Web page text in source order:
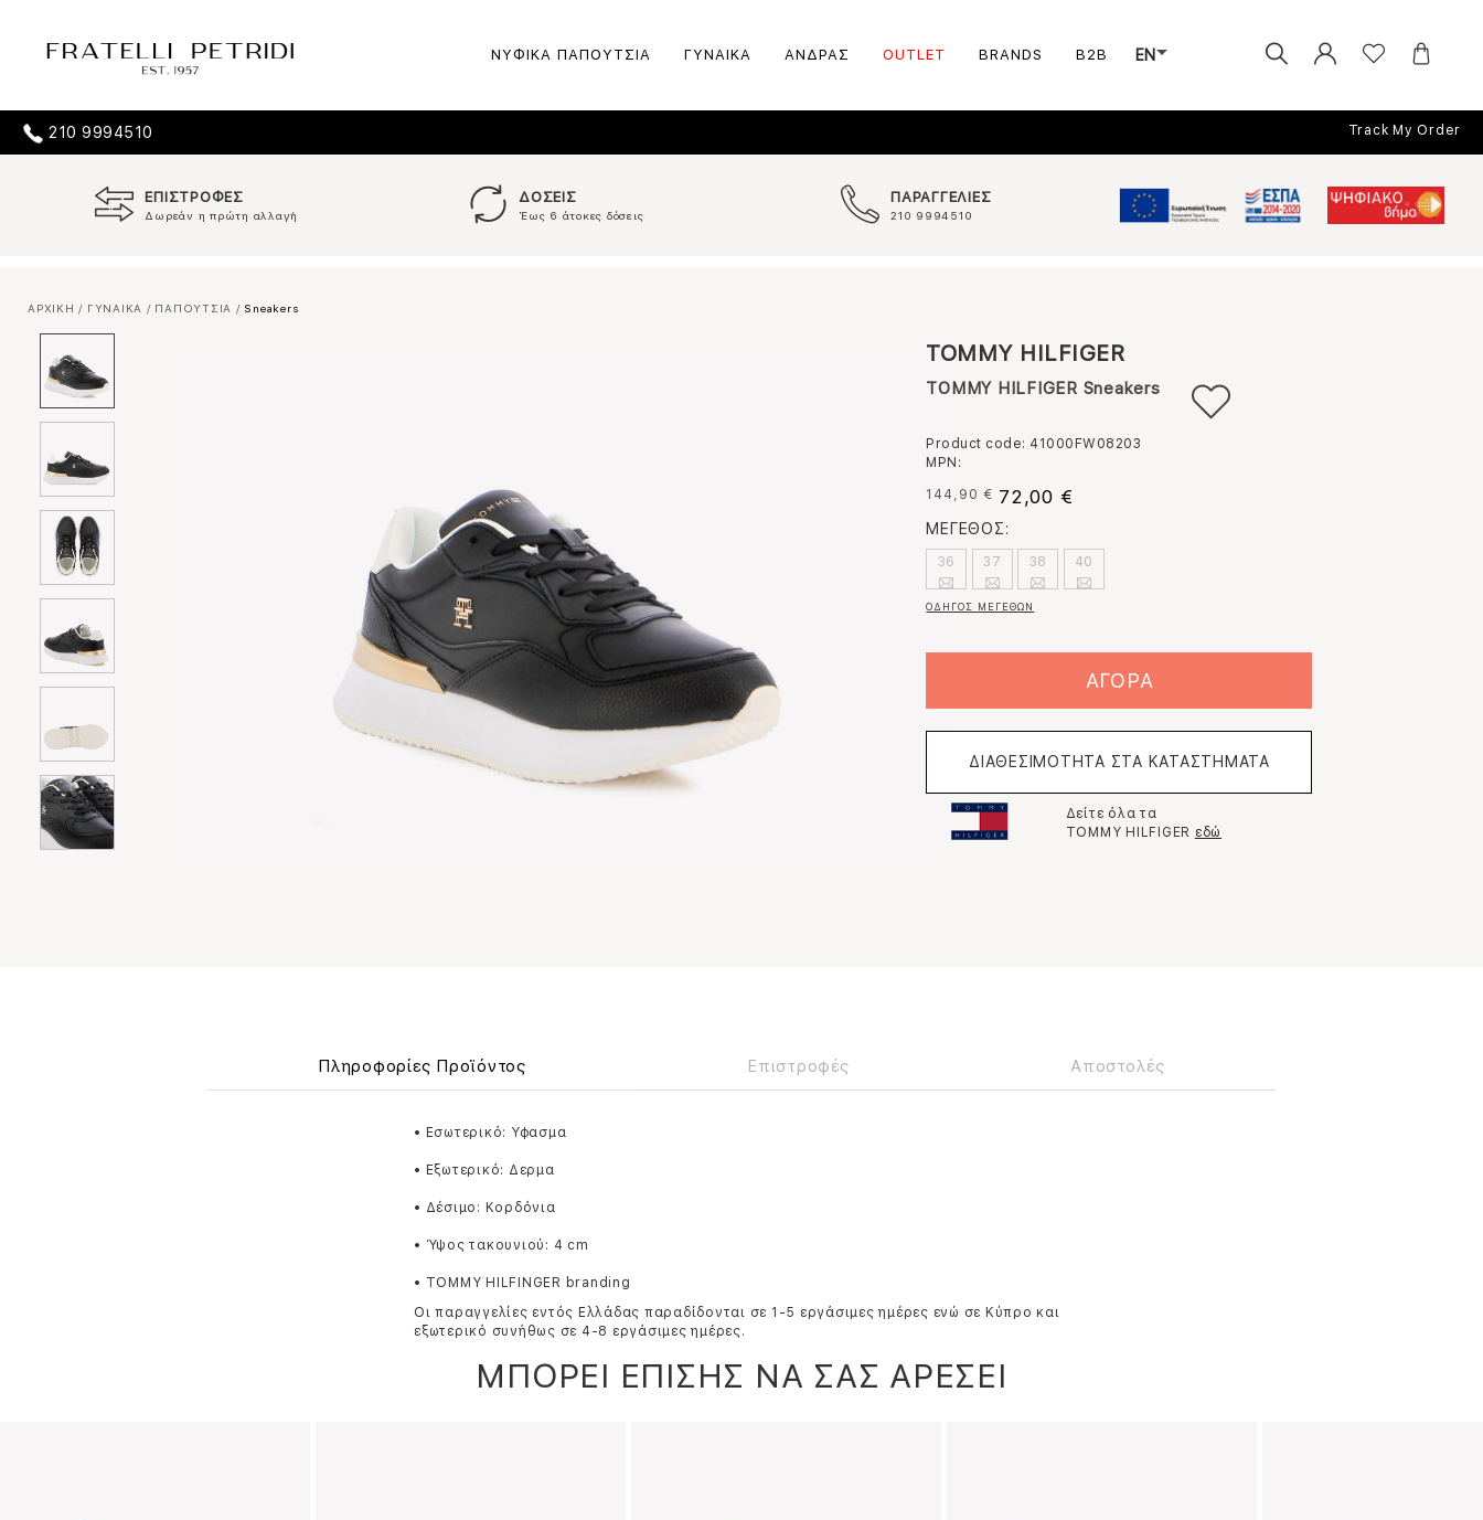
ΝΥΦΙΚΑ ΠΑΠΟΥΤΣΙΑ ΓΥΝΑΙΚΑ ΑΝΔΡΑΣ OUTLET BRANDS B2B EN
210 9994510 Track My Order
ΕΠΙΣΤΡΟΦΕΣ
Δωρεάν η πρώτη αλλαγή
ΔΟΣΕΙΣ
Έως 6 άτοκες δόσεις
ΠΑΡΑΓΓΕΛΙΕΣ
210 9994510
ΑΡΧΙΚΗ / ΓΥΝΑΙΚΑ / ΠΑΠΟΥΤΣΙΑ / Sneakers
TOMMY HILFIGER
TOMMY HILFIGER Sneakers
Product code: 41000FW08203
MPN:
144,90 € 72,00 €
ΜΕΓΕΘΟΣ:
36 37 38 40
ΟΔΗΓΟΣ ΜΕΓΕΘΩΝ
ΑΓΟΡΑ
ΔΙΑΘΕΣΙΜΟΤΗΤΑ ΣΤΑ ΚΑΤΑΣΤΗΜΑΤΑ
Δείτε όλα τα
TOMMY HILFIGER εδώ
Πληροφορίες Προϊόντος Επιστροφές Αποστολές
• Εσωτερικό: Υφασμα
• Εξωτερικό: Δερμα
• Δέσιμο: Κορδόνια
• Ύψος τακουνιού: 4 cm
• TOMMY HILFINGER branding
Οι παραγγελίες εντός Ελλάδας παραδίδονται σε 1-5 εργάσιμες ημέρες ενώ σε Κύπρο και
εξωτερικό συνήθως σε 4-8 εργάσιμες ημέρες.
ΜΠΟΡΕΙ ΕΠΙΣΗΣ ΝΑ ΣΑΣ ΑΡΕΣΕΙ